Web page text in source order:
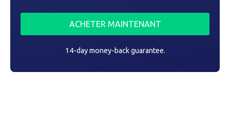
ACHETER MAINTENANT
14-day money-back guarantee.